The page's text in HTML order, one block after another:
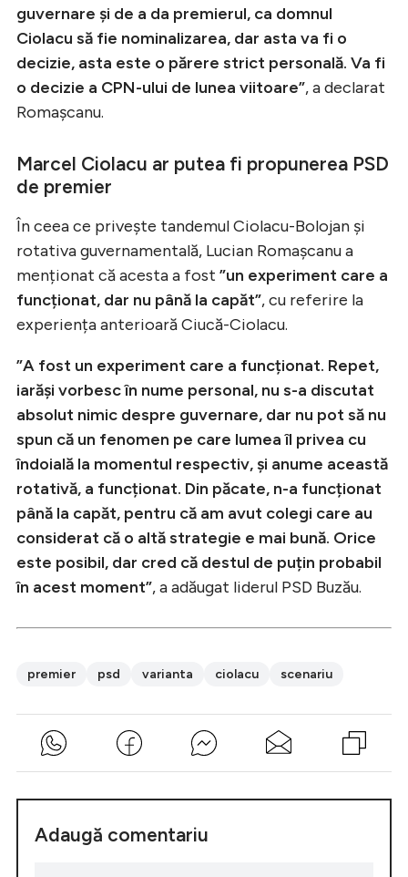
guvernare și de a da premierul, ca domnul
Ciolacu să fie nominalizarea, dar asta va fi o
decizie, asta este o părere strict personală. Va fi
o decizie a CPN-ului de lunea viitoare”, a declarat
Romașcanu.
Marcel Ciolacu ar putea fi propunerea PSD
de premier
În ceea ce privește tandemul Ciolacu-Bolojan și
rotativa guvernamentală, Lucian Romașcanu a
menționat că acesta a fost ”un experiment care a
funcționat, dar nu până la capăt”, cu referire la
experiența anterioară Ciucă-Ciolacu.
”A fost un experiment care a funcționat. Repet,
iarăși vorbesc în nume personal, nu s-a discutat
absolut nimic despre guvernare, dar nu pot să nu
spun că un fenomen pe care lumea îl privea cu
îndoială la momentul respectiv, și anume această
rotativă, a funcționat. Din păcate, n-a funcționat
până la capăt, pentru că am avut colegi care au
considerat că o altă strategie e mai bună. Orice
este posibil, dar cred că destul de puțin probabil
în acest moment”, a adăugat liderul PSD Buzău.
premier psd varianta ciolacu scenariu
Adaugă comentariu